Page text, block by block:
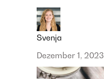
Svenja
Dezember 1, 2023